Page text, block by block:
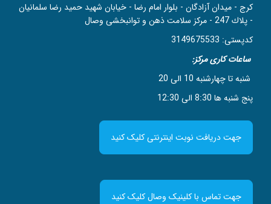
کرج - ميدان آزادگان - بلوار امام رضا - خيابان شهيد حميد رضا سلمانيان
- پلاك 247 - مركز سلامت ذهن و توانبخشی وصال
کدپستی: 3149675533
ساعات کاری مرکز:
شنبه تا چهارشنبه 10 الی 20
پنج شنبه ها 8:30 الی 12:30
جهت دریافت نوبت اینترنتی کلیک کنید
جهت تماس با کلینیک وصال کلیک کنید